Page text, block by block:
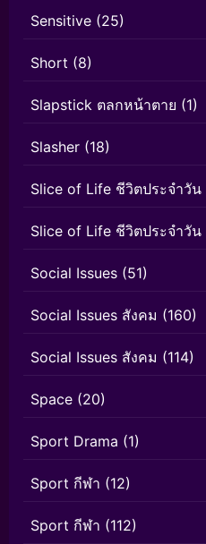
Sensitive (25)
Short (8)
Slapstick ตลกหน้าตาย (1)
Slasher (18)
Slice of Life ชีวิตประจำวัน
Slice of Life ชีวิตประจำวัน
Social Issues (51)
Social Issues สังคม (160)
Social Issues สังคม (114)
Space (20)
Sport Drama (1)
Sport กีฬา (12)
Sport กีฬา (112)